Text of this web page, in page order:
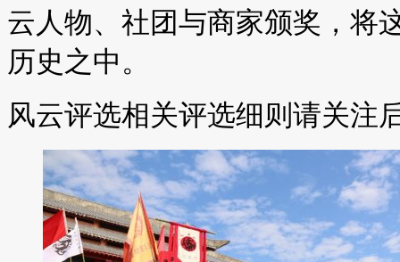
云人物、社团与商家颁奖，将
历史之中。
风云评选相关评选细则请关注